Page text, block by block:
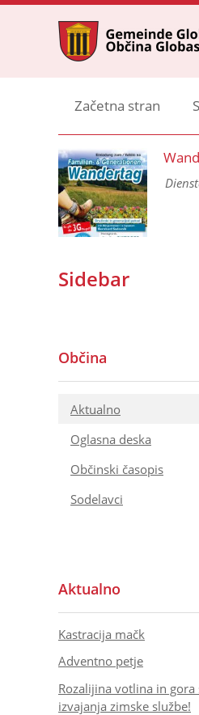
Začetna stran
Sidebar
Občina
Aktualno
Oglasna deska
Občinski časopis
Sodelavci
Aktualno
Kastracija mačk
Adventno petje
Rozalijina votlina in gora
izvajanja zimske službe!